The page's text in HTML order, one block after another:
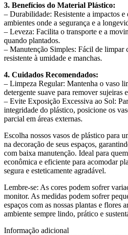
3. Benefícios do Material Plástico:
– Durabilidade: Resistente a impactos e
ambientes onde a segurança e a
– Leveza: Facilita o transporte e a
quando plantados.
– Manutenção Simples: Fácil de limpar
resistente à umidade e manchas.
4. Cuidados Recomendados:
– Limpeza Regular: Mantenha o vaso
detergente suave para remover sujeiras
– Evite Exposição Excessiva ao Sol:
integridade do plástico, posicione os
parcial em áreas externas.
Escolha nossos vasos de plástico para
na decoração de seus espaços,
com baixa manutenção. Ideal para
econômica e eficiente para acomodar
segura e esteticamente agradável.
Lembre-se: As cores podem sofrer
monitor. As medidas podem sofrer
espaços com as nossas plantas e flores
ambiente sempre lindo, prático e
Informação adicional